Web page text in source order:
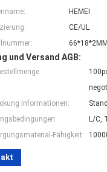
HEMEI
CE/UL
66*18*2MM
und Versand AGB:
Informationen:
L/C,
Fähigkeit: